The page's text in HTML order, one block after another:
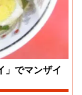
」でマンザイ